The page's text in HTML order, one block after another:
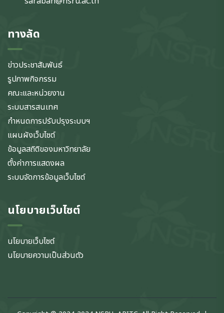
ทางลัด
ข่าวประชาสัมพันธ์
รูปภาพกิจกรรม
คณะและหน่วยงาน
ระบบสารสนเทศ
กำหนดการปรับปรุงระบบฯ
แผนผังเว็บไซต์
ข้อมูลสถิติของมหาวิทยาลัย
ตั้งค่าการแสดงผล
ระบบจัดการข้อมูลเว็บไซต์
นโยบายเว็บไซต์
นโยบายเว็บไซต์
นโยบายความเป็นส่วนตัว